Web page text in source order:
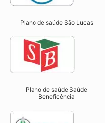
Plano de saúde São Lucas
Plano de saúde Saúde
Beneficência